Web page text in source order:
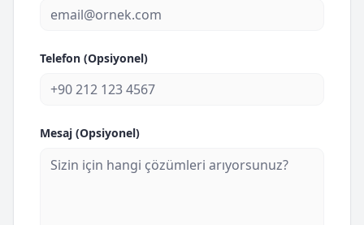
Telefon (Opsiyonel)
Mesaj (Opsiyonel)